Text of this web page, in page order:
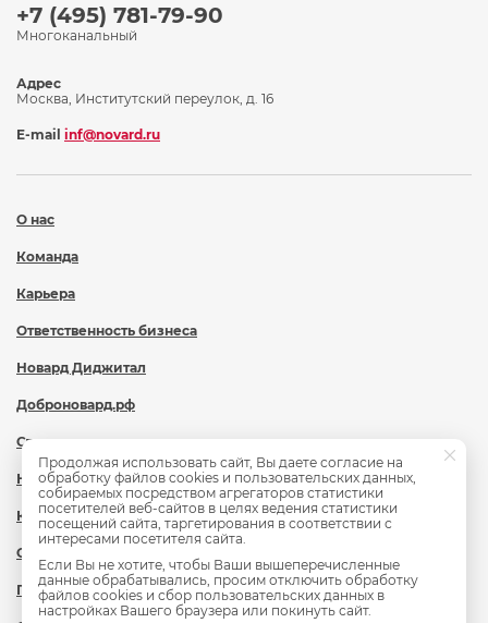
+7 (495) 781-79-90
Многоканальный
О нас
Команда
Карьера
Ответственность бизнеса
Новард Диджитал
Доброновард.рф
Статьи
Новости
Контакты
Охрана труда
Политика обработки персональных данных
Адрес
Москва, Институтский переулок, д. 16
E-mail inf@novard.ru
Продолжая использовать сайт, Вы даете согласие на
обработку файлов cookies и пользовательских данных,
собираемых посредством агрегаторов статистики
посетителей веб-сайтов в целях ведения статистики
посещений сайта, таргетирования в соответствии с
интересами посетителя сайта.
Если Вы не хотите, чтобы Ваши вышеперечисленные
данные обрабатывались, просим отключить обработку
файлов cookies и сбор пользовательских данных в
настройках Вашего браузера или покинуть сайт.